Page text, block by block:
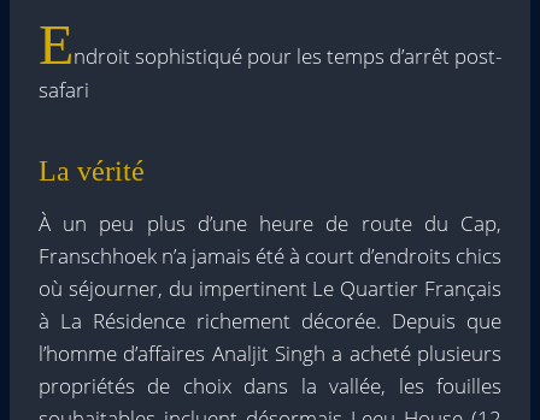
Endroit sophistiqué pour les temps d’arrêt post-
safari
La vérité
À un peu plus d’une heure de route du Cap,
Franschhoek n’a jamais été à court d’endroits chics
où séjourner, du impertinent Le Quartier Français
à La Résidence richement décorée. Depuis que
l’homme d’affaires Analjit Singh a acheté plusieurs
propriétés de choix dans la vallée, les fouilles